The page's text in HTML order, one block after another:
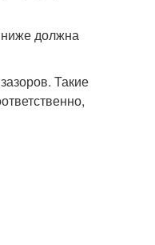
должна
Такие